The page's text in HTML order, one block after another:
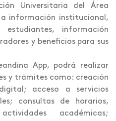
Universitaria del Área
a información institucional,
información
y beneficios para sus
App, podrá realizar
y trámites como: creación
acceso a servicios
consultas de horarios,
académicas;